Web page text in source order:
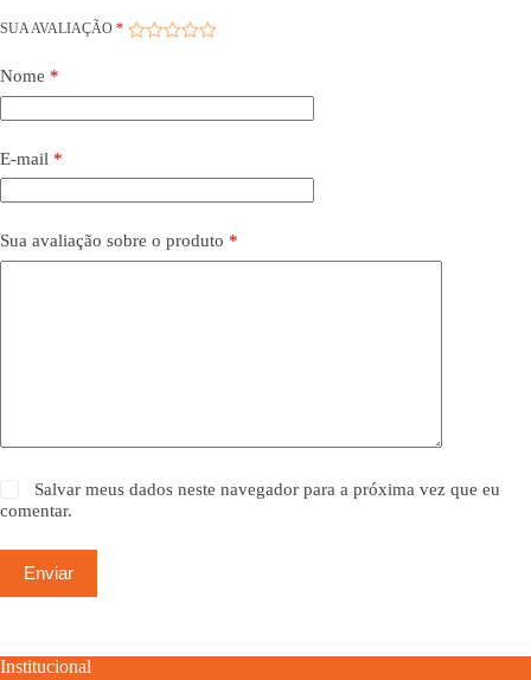
SUA AVALIAÇÃO *
Nome *
E-mail *
Sua avaliação sobre o produto *
Salvar meus dados neste navegador para a próxima vez que eu
comentar.
Enviar
Institucional